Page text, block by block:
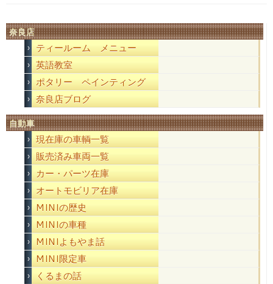
奈良店
ティールーム メニュー
英語教室
ポタリー ペインティング
奈良店ブログ
自動車
現在庫の車輌一覧
販売済み車両一覧
カー・パーツ在庫
オートモビリア在庫
MINIの歴史
MINIの車種
MINIよもやま話
MINI限定車
くるまの話